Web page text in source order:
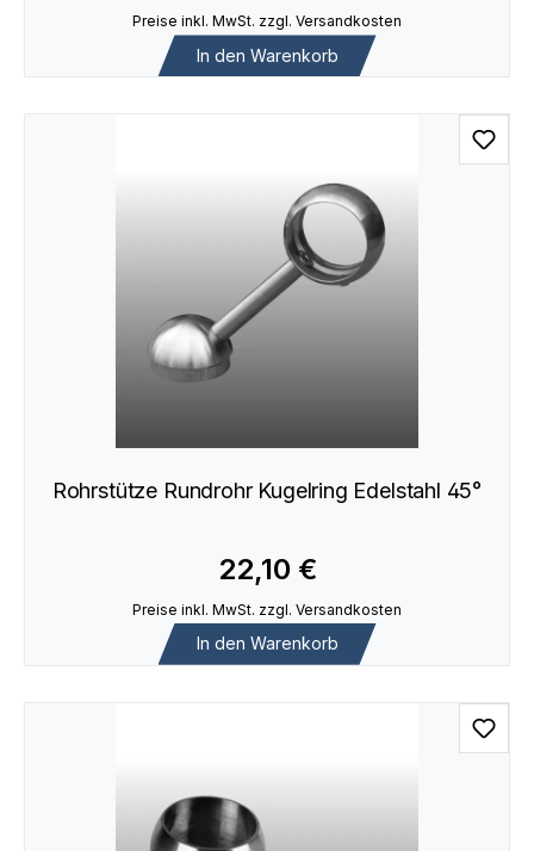
Preise inkl. MwSt. zzgl. Versandkosten
In den Warenkorb
Rohrstütze Rundrohr Kugelring Edelstahl 45°
22,10 €
Preise inkl. MwSt. zzgl. Versandkosten
In den Warenkorb